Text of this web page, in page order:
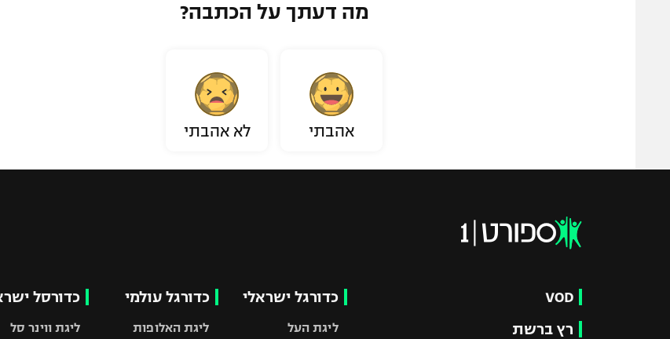
מה דעתך על הכתבה?
אהבתי לא אהבתי
VOD
רץ ברשת
כדורגל ישראלי
ליגת העל
כדורגל עולמי
ליגת האלופות
כדורסל
ליגת ווינר סל